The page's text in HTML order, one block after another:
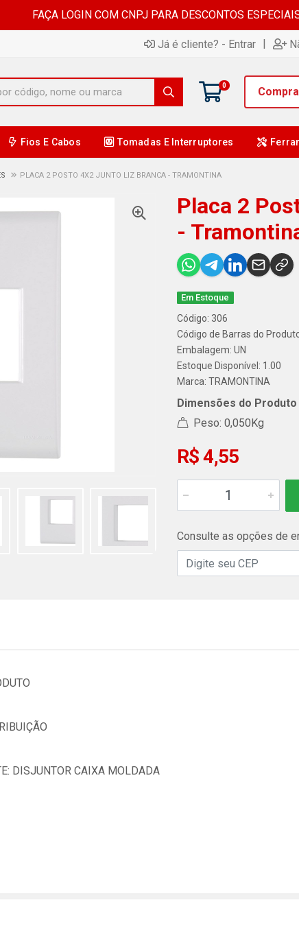
FAÇA LOGIN COM CNPJ PARA DESCONTOS
Já é cliente? - Entrar |
0
Fios E Cabos Tomadas E Interruptores
PLACA 2 POSTO 4X2 JUNTO LIZ BRANCA - TRAMONTINA
Placa 2
-
Em Estoque
Código: 306
Código de Barras do
Embalagem: UN
Estoque Disponível: 1.00
Marca: TRAMONTINA
Dimensões do Produto
Peso: 0,050Kg
R$ 4,55
Consulte as opções de
DISJUNTOR CAIXA MOLDADA